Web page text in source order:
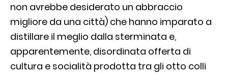
non avrebbe desiderato un abbraccio
migliore da una città) che hanno imparato a
distillare il meglio dalla sterminata e,
apparentemente, disordinata offerta di
cultura e socialità prodotta tra gli otto colli